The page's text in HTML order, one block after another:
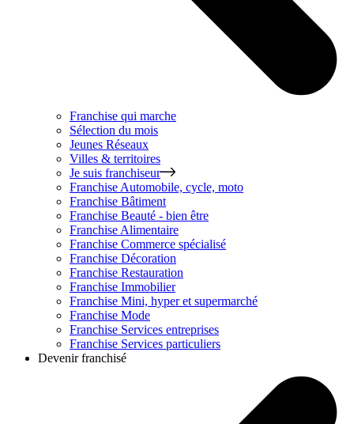
Franchise qui marche
Sélection du mois
Jeunes Réseaux
Villes & territoires
Je suis franchiseur
Franchise Automobile, cycle, moto
Franchise Bâtiment
Franchise Beauté - bien être
Franchise Alimentaire
Franchise Commerce spécialisé
Franchise Décoration
Franchise Restauration
Franchise Immobilier
Franchise Mini, hyper et supermarché
Franchise Mode
Franchise Services entreprises
Franchise Services particuliers
Devenir franchisé